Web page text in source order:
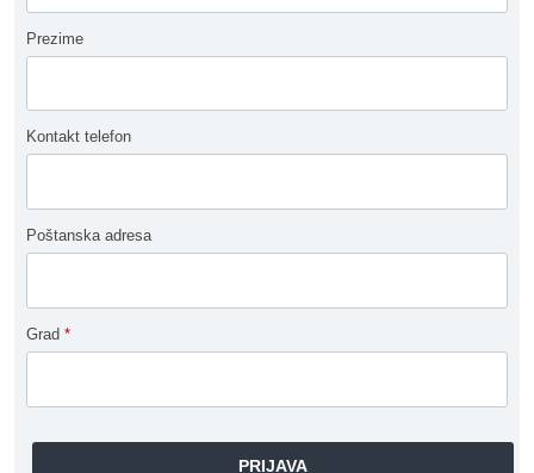
Prezime
Kontakt telefon
Poštanska adresa
Grad *